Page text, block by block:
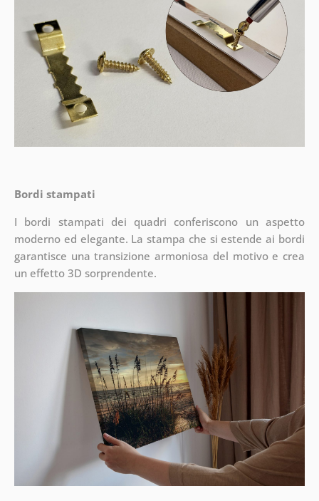
Bordi stampati
I bordi stampati dei quadri conferiscono un aspetto
moderno ed elegante. La stampa che si estende ai bordi
garantisce una transizione armoniosa del motivo e crea
un effetto 3D sorprendente.